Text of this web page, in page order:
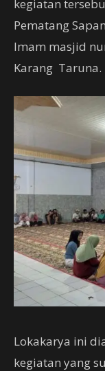
kegiatan
Pematang
Imam masjid
Karang Taruna.
Lokakarya ini
kegiatan yang